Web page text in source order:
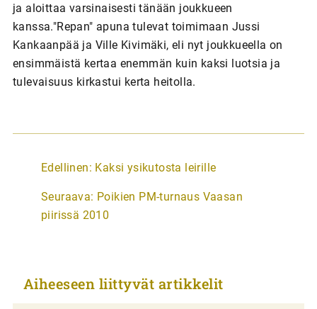
ja aloittaa varsinaisesti tänään joukkueen
kanssa."Repan" apuna tulevat toimimaan Jussi
Kankaanpää ja Ville Kivimäki, eli nyt joukkueella on
ensimmäistä kertaa enemmän kuin kaksi luotsia ja
tulevaisuus kirkastui kerta heitolla.
A
t
i
e
Edellinen: Kaksi ysikutosta leirille
Seuraava: Poikien PM-turnaus Vaasan
piirissä 2010
Aiheeseen liittyvät artikkelit